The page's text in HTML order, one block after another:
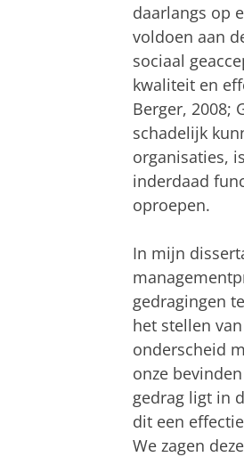
daarlangs op
voldoen aan
sociaal
kwaliteit en
Berger, 2008;
schadelijk
organisaties,
inderdaad
oproepen.
In mijn
gedragingen
het stellen
onderscheid
onze
gedrag ligt in
dit een
We zagen